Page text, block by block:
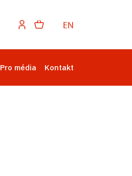
EN
Pro média Kontakt